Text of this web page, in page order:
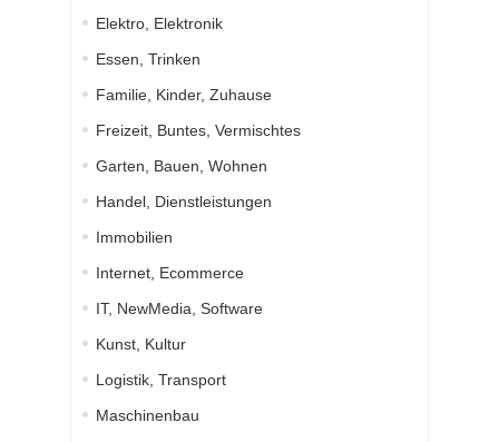
Elektro, Elektronik
Essen, Trinken
Familie, Kinder, Zuhause
Freizeit, Buntes, Vermischtes
Garten, Bauen, Wohnen
Handel, Dienstleistungen
Immobilien
Internet, Ecommerce
IT, NewMedia, Software
Kunst, Kultur
Logistik, Transport
Maschinenbau